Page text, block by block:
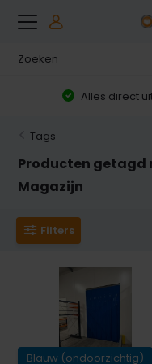
Alles direct
Tags
Producten getagd
Magazijn
Filters
Blauw (ondoorzichtig)